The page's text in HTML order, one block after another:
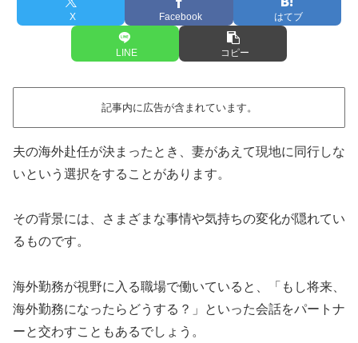
X Facebook はてブ
LINE コピー
記事内に広告が含まれています。
夫の海外赴任が決まったとき、妻があえて現地に同行しな
いという選択をすることがあります。
その背景には、さまざまな事情や気持ちの変化が隠れてい
るものです。
海外勤務が視野に入る職場で働いていると、「もし将来、
海外勤務になったらどうする？」といった会話をパートナ
ーと交わすこともあるでしょう。